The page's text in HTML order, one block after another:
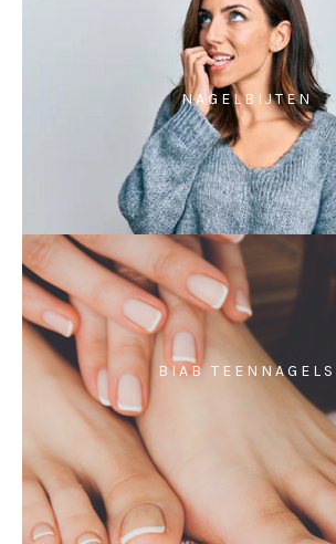
NAGELBIJTEN
BIAB TEENNAGELS